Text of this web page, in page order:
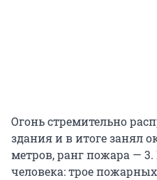
Огонь стремительно
здания и в итоге занял
метров, ранг пожара — 3.
человека: трое